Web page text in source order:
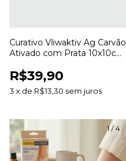
Curativo Vliwaktiv Ag Carvão
Ativado com Prata 10x10cm
R$39,90
3 x de R$13,30 sem juros
1/4